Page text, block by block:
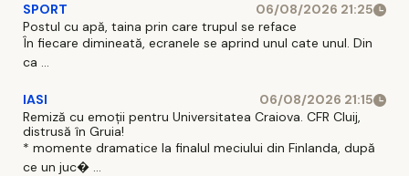
SPORT
06/08/2026 21:25
Postul cu apă, taina prin care trupul se reface
În fiecare dimineată, ecranele se aprind unul cate unul. Din
ca ...
IASI
06/08/2026 21:15
Remiză cu emoții pentru Universitatea Craiova. CFR Cluij,
distrusă în Gruia!
* momente dramatice la finalul meciului din Finlanda, după
ce un juc� ...